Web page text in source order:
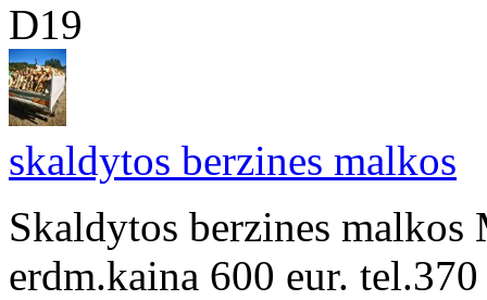
D19
skaldytos berzines malkos
Skaldytos berzines malkos
erdm.kaina 600 eur.